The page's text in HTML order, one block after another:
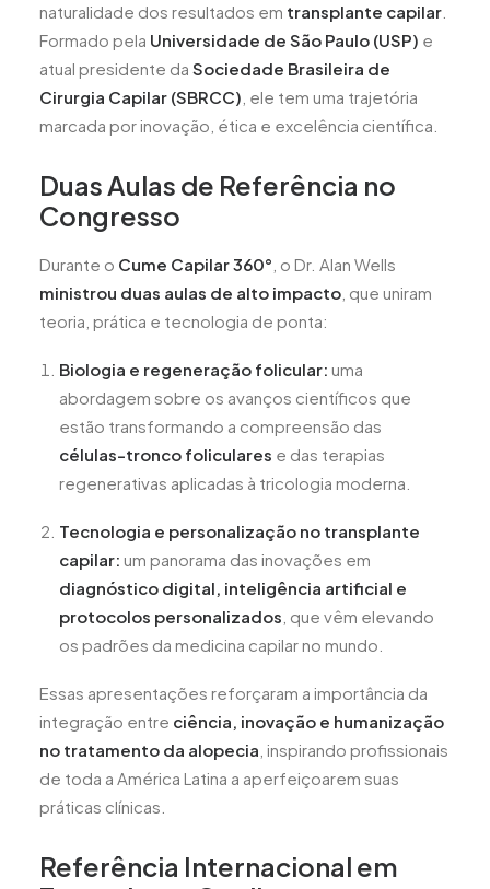
naturalidade dos resultados em transplante capilar
Formado pela Universidade de São Paulo (USP) e
atual presidente da Sociedade Brasileira de
Cirurgia Capilar (SBRCC) , ele tem uma trajetória
marcada por inovação, ética e excelência científica.
Duas Aulas de Referência no
Congresso
Durante o Cume Capilar 360° , o Dr. Alan Wells
ministrou duas aulas de alto impacto , que uniram
teoria, prática e tecnologia de ponta:
Biologia e regeneração folicular: uma
abordagem sobre os avanços científicos que
estão transformando a compreensão das
células-tronco foliculares e das terapias
regenerativas aplicadas à tricologia moderna.
Tecnologia e personalização no transplante
capilar: um panorama das inovações em
diagnóstico digital, inteligência artificial e
protocolos personalizados , que vêm elevando
os padrões da medicina capilar no mundo.
Essas apresentações reforçaram a importância da
integração entre ciência, inovação e humanização
no tratamento da alopecia , inspirando profissionais
de toda a América Latina a aperfeiçoarem suas
práticas clínicas.
Referência Internacional em